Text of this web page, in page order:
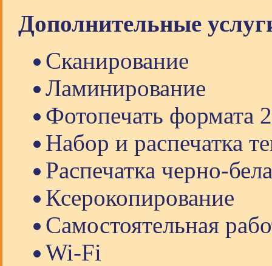
Дополнительные
Сканирование
Ламинирование
Фотопечать формата
Набор и распечатка
Распечатка черно-
Ксерокопирование
Самостоятельная
Wi-Fi